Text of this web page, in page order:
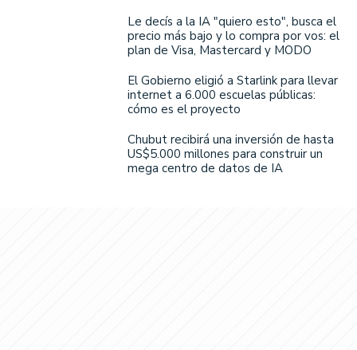
Le decís a la IA "quiero esto", busca el
precio más bajo y lo compra por vos: el
plan de Visa, Mastercard y MODO
El Gobierno eligió a Starlink para llevar
internet a 6.000 escuelas públicas:
cómo es el proyecto
Chubut recibirá una inversión de hasta
US$5.000 millones para construir un
mega centro de datos de IA